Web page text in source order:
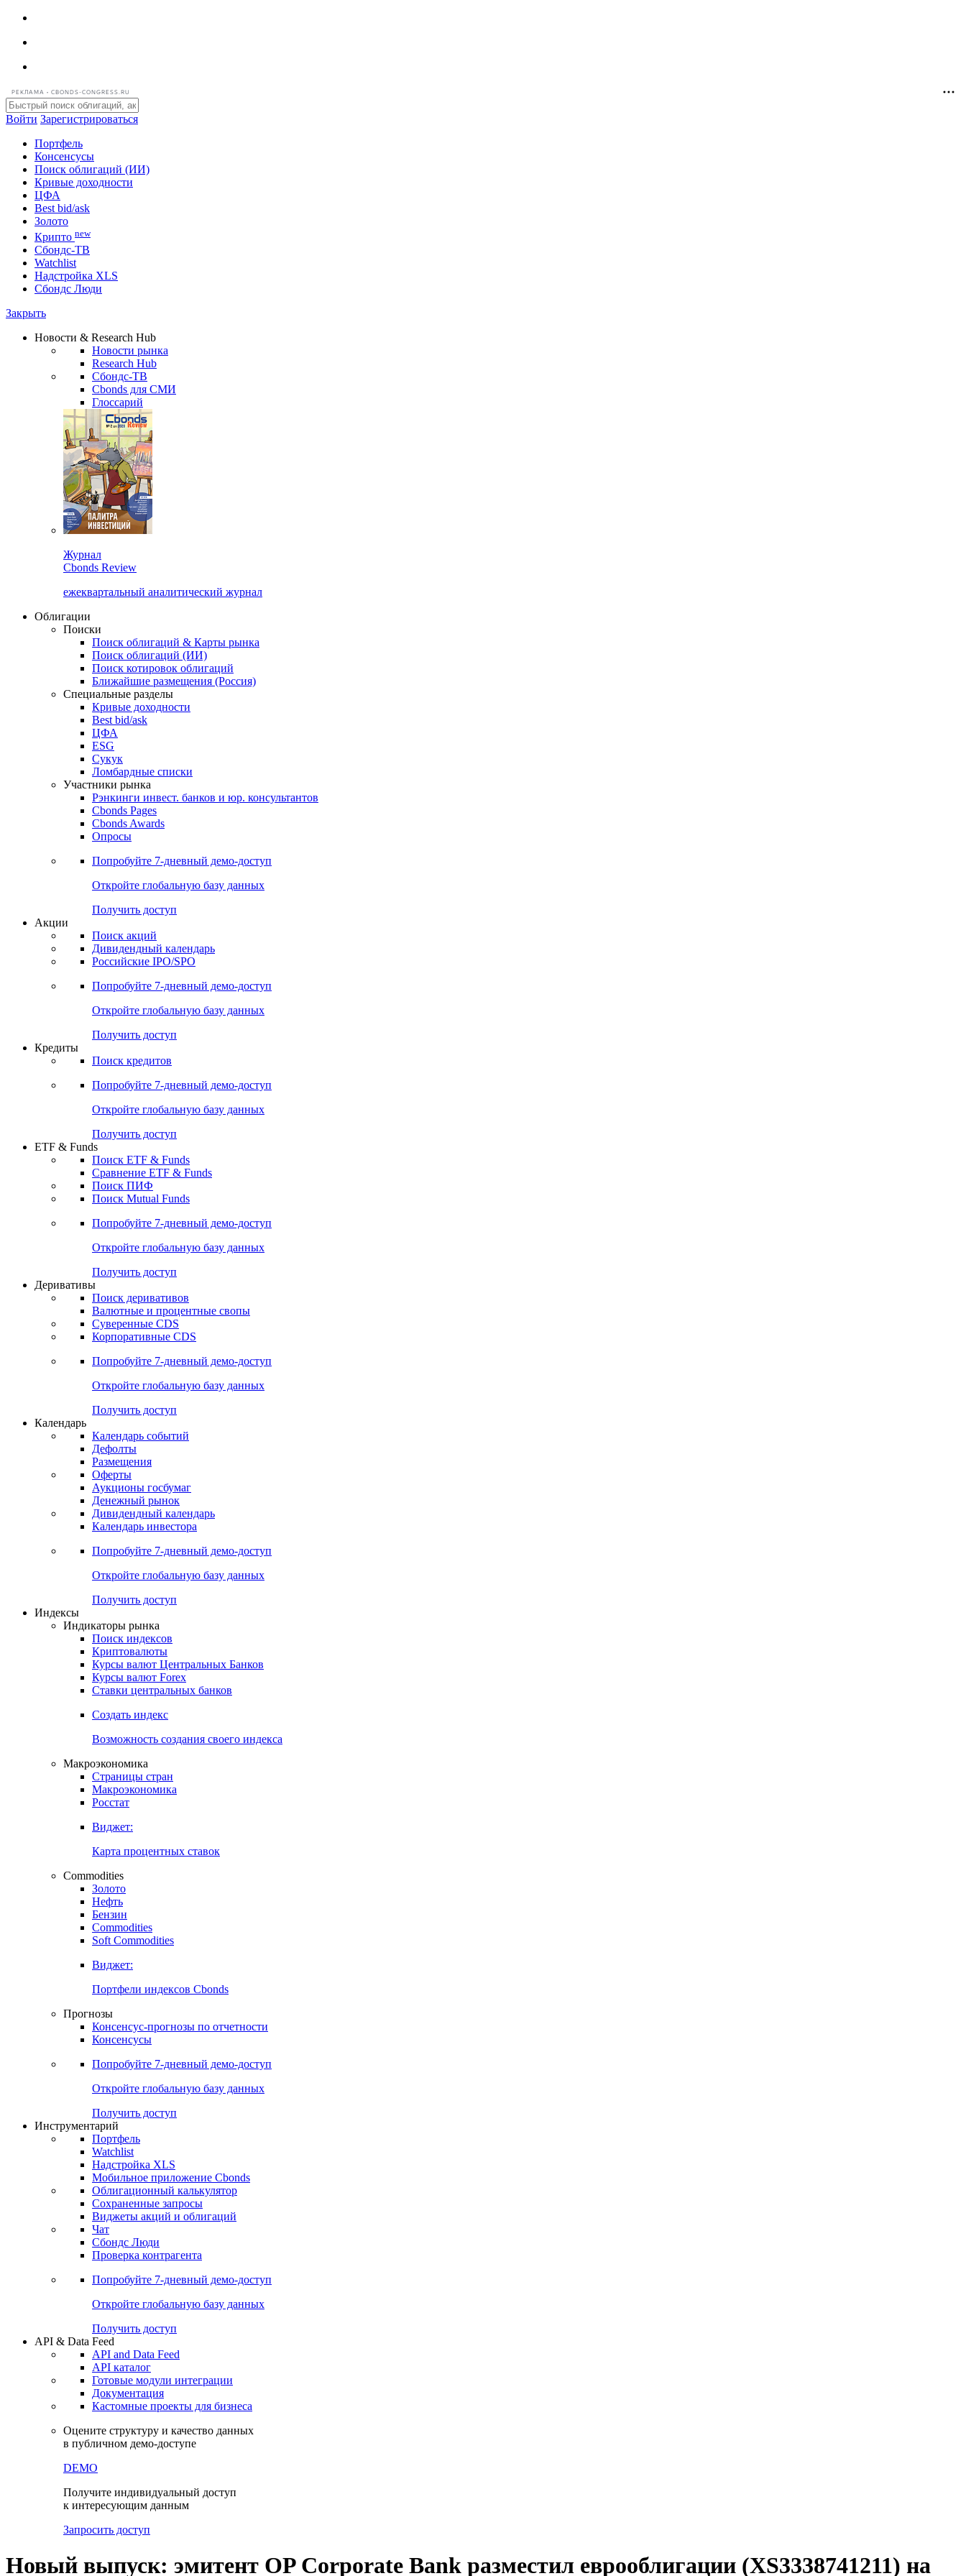
РЕКЛАМА • CBONDS-CONGRESS.RU
Войти Зарегистрироваться
Портфель
Консенсусы
Поиск облигаций (ИИ)
Кривые доходности
ЦФА
Best bid/ask
Золото
Криптоnew
Сбондс-ТВ
Надстройка XLS
Сбондс Люди
Новости & Research Hub
Новости рынка
Research Hub
Сбондс-ТВ
Cbonds для СМИ
Глоссарий
Журнал
Cbonds Review
ежеквартальный аналитический журнал
Облигации
Поиски
Поиск облигаций & Карты рынка
Поиск облигаций (ИИ)
Поиск котировок облигаций
Ближайшие размещения (Россия)
Специальные разделы
Кривые доходности
Best bid/ask
ЦФА
ESG
Сукук
Ломбардные списки
Участники рынка
Рэнкинги инвест. банков и юр. консультантов
Cbonds Pages
Cbonds Awards
Опросы
Попробуйте7-дневный
Откройте глобальную базу данных
Получить доступ
Акции
Поиск акций
Дивидендный календарь
Российские IPO/SPO
Попробуйте7-дневный
Откройте глобальную базу данных
Получить доступ
Кредиты
Поиск кредитов
Попробуйте7-дневный
Откройте глобальную базу данных
Получить доступ
ETF & Funds
Поиск ETF & Funds
Сравнение ETF & Funds
Поиск ПИФ
Поиск Mutual Funds
Попробуйте7-дневный
Откройте глобальную базу данных
Получить доступ
Деривативы
Поиск деривативов
Валютные и процентные свопы
Суверенные CDS
Корпоративные CDS
Попробуйте7-дневный
Откройте глобальную базу данных
Получить доступ
Календарь
Календарь событий
Дефолты
Размещения
Оферты
Аукционы госбумаг
Денежный рынок
Дивидендный календарь
Календарь инвестора
Попробуйте7-дневный
Получить доступ
Индикаторы рынка
Поиск индексов
Криптовалюты
Курсы валют Центральных Банков
Курсы валют Forex
Ставки центральных банков
Создать индекс
Возможность создания своего индекса
Макроэкономика
Страницы стран
Макроэкономика
Росстат
Виджет:
Карта процентных ставок
Commodities
Золото
Нефть
Бензин
Commodities
Soft Commodities
Виджет:
Портфели индексов Cbonds
Прогнозы
Консенсус-прогнозы по отчетности
Консенсусы
Попробуйте7-дневный
Откройте глобальную базу данных
Получить доступ
Инструментарий
Портфель
Watchlist
Надстройка XLS
Мобильное приложение Cbonds
Облигационный калькулятор
Сохраненные запросы
Виджеты акций и облигаций
Чат
Сбондс Люди
Проверка контрагента
Попробуйте7-дневный
Откройте глобальную базу данных
Получить доступ
API & Data Feed
API and Data Feed
API каталог
Документация
Кастомные проекты для бизнеса
Оцените структуру и качество данных
в публичном демо-доступе
DEMO
Получите индивидуальный доступ